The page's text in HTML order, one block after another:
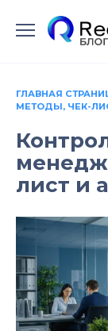
содержанию
ГЛАВНАЯ
МЕТОДЫ, ЧЕК-
лист и